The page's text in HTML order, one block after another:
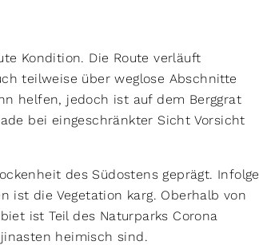
Kondition. Die Route verläuft
teilweise über weglose Abschnitte
helfen, jedoch ist auf dem Berggrat
bei eingeschränkter Sicht Vorsicht
des Südostens geprägt. Infolge
ist die Vegetation karg. Oberhalb von
ist Teil des Naturparks Corona
heimisch sind.